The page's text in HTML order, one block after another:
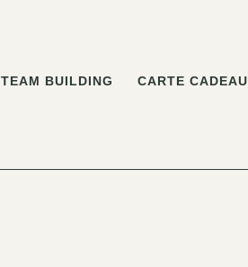
TEAM BUILDING CARTE CADEAU